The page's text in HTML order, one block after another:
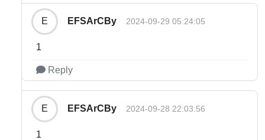
E EFSArCBy 2024-09-29 05:24:05
1
Reply
E EFSArCBy 2024-09-28 22:03:56
1